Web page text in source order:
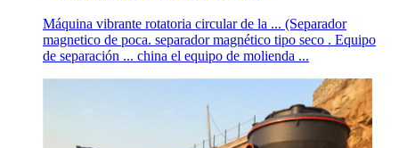
Máquina vibrante rotatoria circular de la ... (Separador
magnetico de poca. separador magnético tipo seco . Equipo
de separación ... china el equipo de molienda ...